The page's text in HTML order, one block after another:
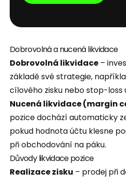
Dobrovolná a nucená likvidace
Dobrovolná likvidace –
základě své strategie,
cílového zisku nebo stop-loss
Nucená likvidace (margin
pozice dochází automaticky
pokud hodnota účtu klesne
při obchodování na páku.
Důvody likvidace pozice
Realizace zisku – prodej při